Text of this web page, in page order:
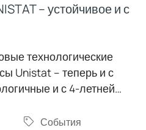
– устойчивое и с
технологические
Unistat – теперь и с
и с 4-летней
SE
События